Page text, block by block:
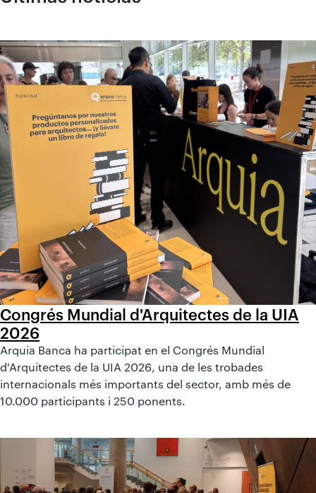
Congrés Mundial d'Arquitectes de la UIA
2026
Arquia Banca ha participat en el Congrés Mundial
d'Arquitectes de la UIA 2026, una de les trobades
internacionals més importants del sector, amb més de
10.000 participants i 250 ponents.